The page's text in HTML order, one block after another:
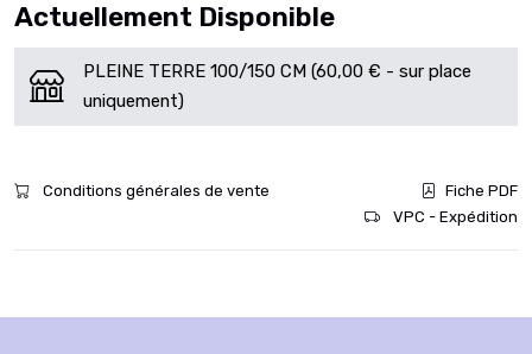
Actuellement Disponible
PLEINE TERRE 100/150 CM (60,00 € - sur place
uniquement)
Conditions générales de vente
Fiche PDF
VPC - Expédition